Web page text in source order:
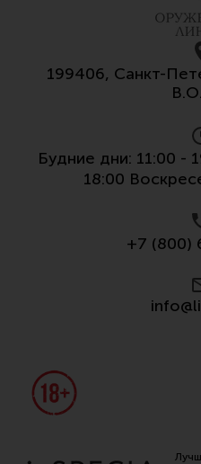
199406, Санкт-
Будние дни: 11:00 -
18:00
+7 (800)